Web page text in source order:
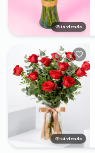
17 viendo
23 viendo